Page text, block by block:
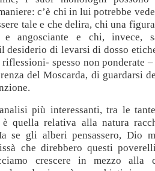
c’è chi in lui potrebbe
tale e che delira, chi una
e angosciante e chi, invece,
desiderio di levarsi di dosso
spesso non ponderate
del Moscarda, di guardarsi
più interessanti, tra le
è quella relativa alla natura
se gli alberi pensassero, Dio
che direbbero questi
crescere in mezzo alla